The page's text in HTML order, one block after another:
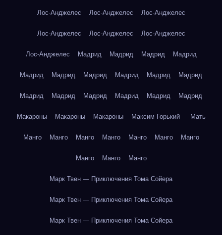
Лос-Анджелес Лос-Анджелес Лос-Анджелес
Лос-Анджелес Лос-Анджелес Лос-Анджелес
Лос-Анджелес Мадрид Мадрид Мадрид Мадрид
Мадрид Мадрид Мадрид Мадрид Мадрид Мадрид
Мадрид Мадрид Мадрид Мадрид Мадрид Мадрид
Макароны Макароны Макароны Максим Горький — Мать
Манго Манго Манго Манго Манго Манго Манго
Манго Манго Манго
Марк Твен — Приключения Тома Сойера
Марк Твен — Приключения Тома Сойера
Марк Твен — Приключения Тома Сойера